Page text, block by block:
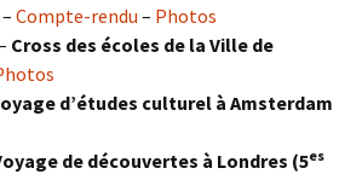
– Compte-rendu – Photos
Cross des écoles de la Ville de
d’études culturel à Amsterdam
de découvertes à Londres (5es